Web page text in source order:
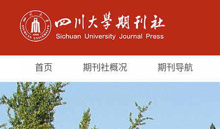
首页 期刊社概况 期刊导航